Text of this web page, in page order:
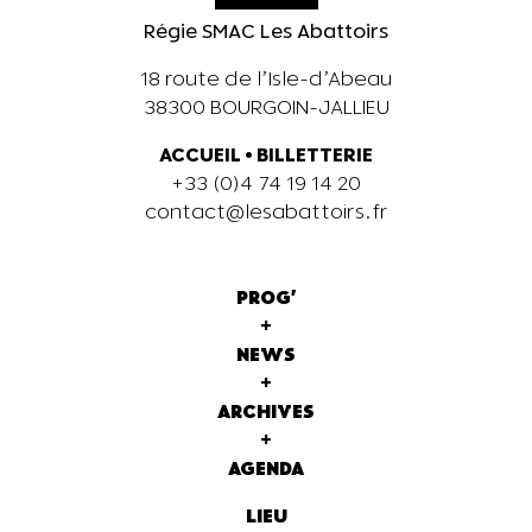
Régie SMAC Les Abattoirs
18 route de l’Isle-d’Abeau
38300 BOURGOIN-JALLIEU
ACCUEIL • BILLETTERIE
+33 (0)4 74 19 14 20
contact@lesabattoirs.fr
PROG'
+
NEWS
+
ARCHIVES
+
AGENDA
LIEU